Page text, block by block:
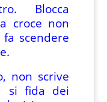
Blocca
croce non
fa scendere
non scrive
si fida dei